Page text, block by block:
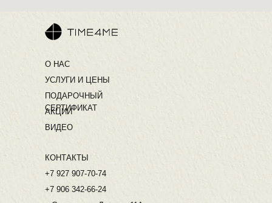
О НАС
УСЛУГИ И ЦЕНЫ
КОНТАКТЫ
ПОДАРОЧНЫЙ
СЕРТИФИКАТ
АКЦИИ
ВИДЕО
+7 927 907-70-74
+7 906 342-66-24